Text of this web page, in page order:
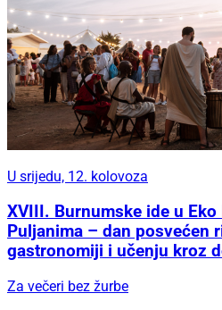
U srijedu, 12. kolovoza
XVIII. Burnumske ide u Eko
Puljanima – dan posvećen
gastronomiji i učenju kroz
Za večeri bez žurbe